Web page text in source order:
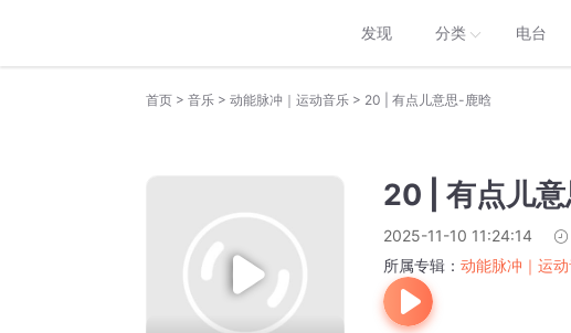
发现 分类 电台
首页 > 音乐 > 动能脉冲｜运动音乐 > 20 | 有点儿意思-鹿晗
20 | 有点儿
2025-11-10 11:24:14
所属专辑： 动能脉冲｜运